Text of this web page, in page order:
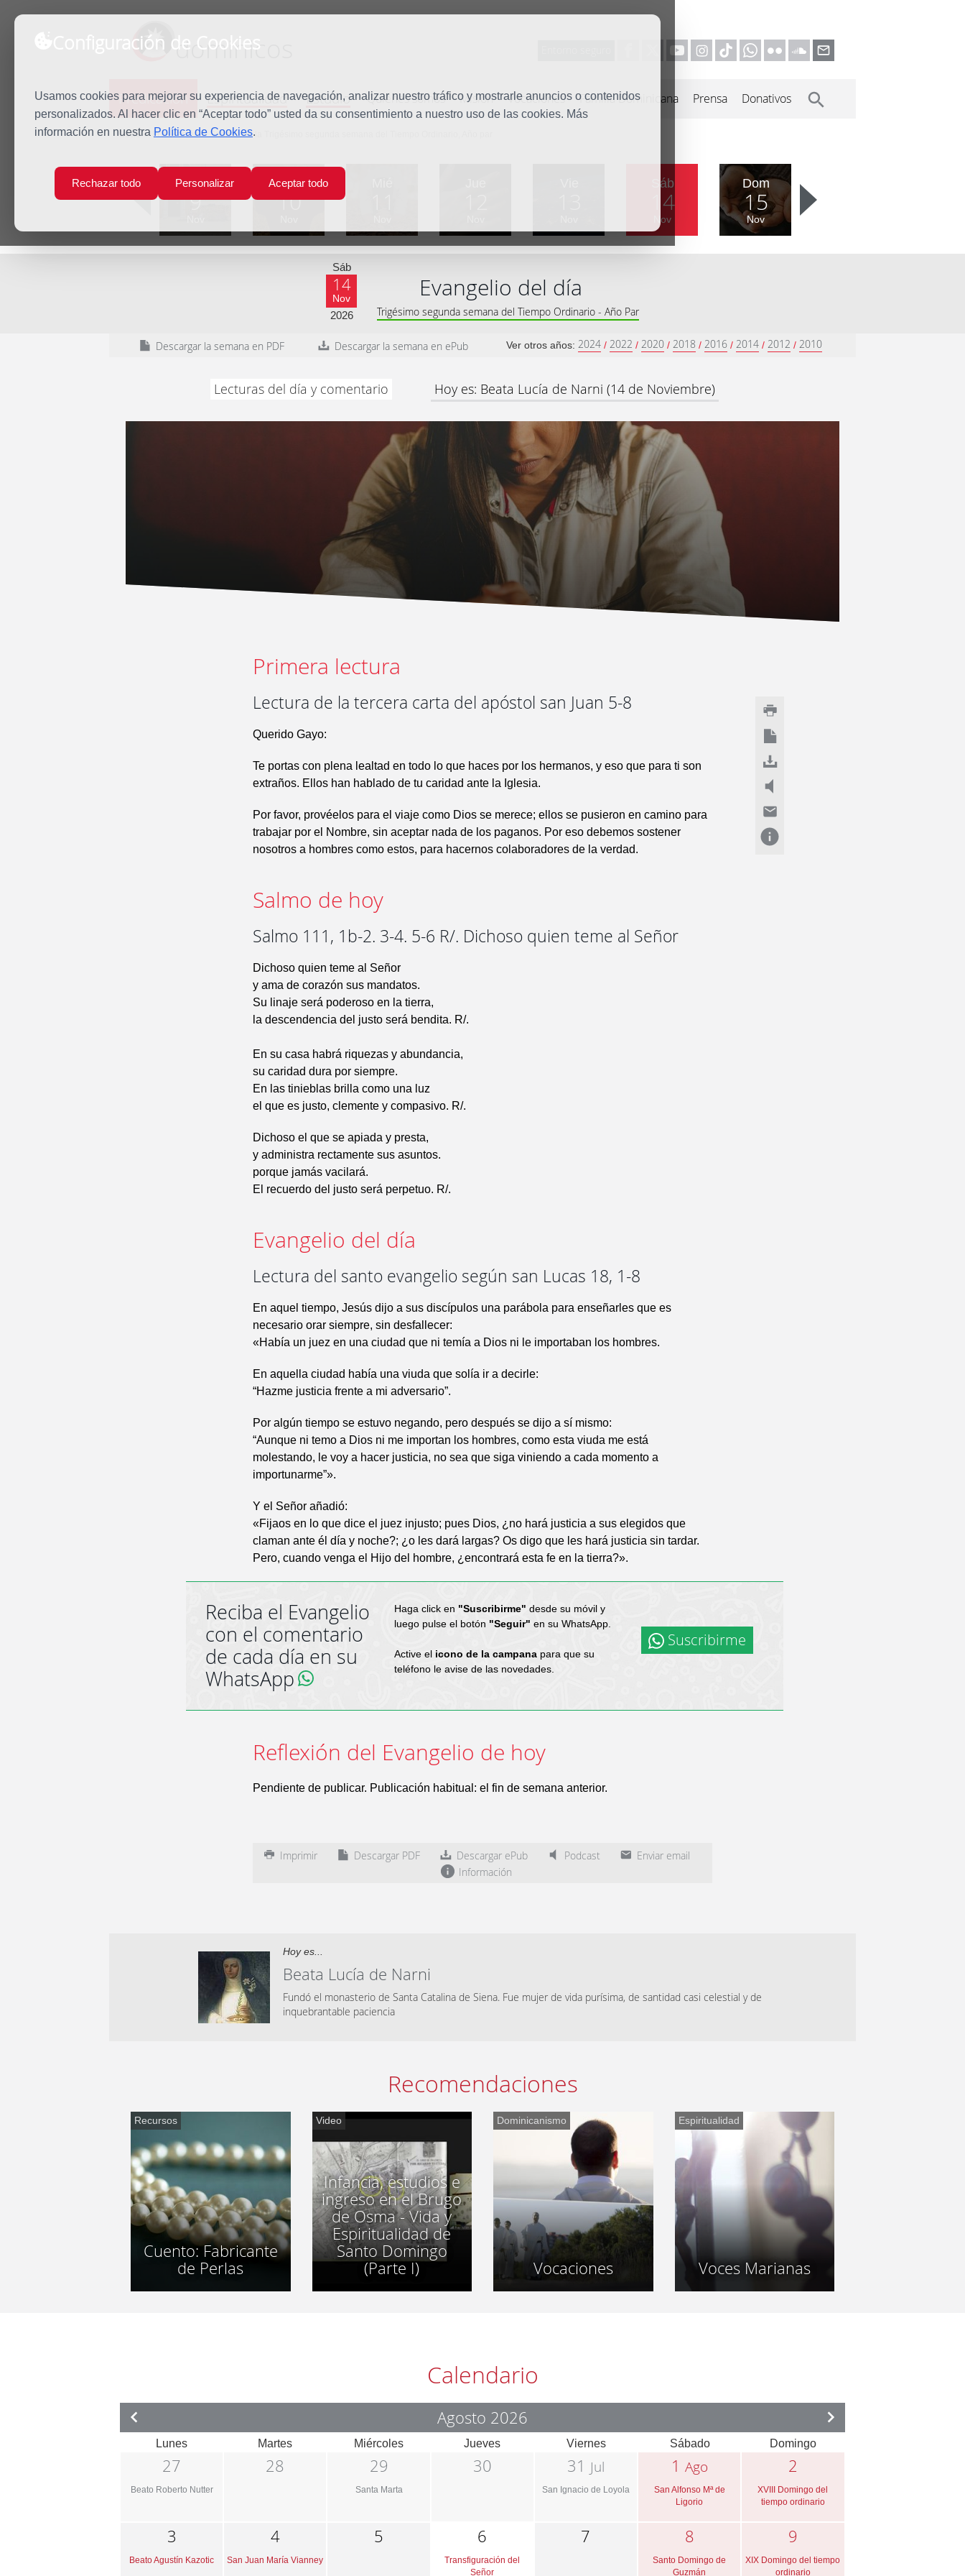
Configuración de Cookies
Usamos cookies para mejorar su experiencia de navegación, analizar nuestro tráfico y mostrarle anuncios o contenidos
personalizados. Al hacer clic en “Aceptar todo” usted da su consentimiento a nuestro uso de las cookies. Más
información en nuestra Política de Cookies.
Rechazar todo Personalizar Aceptar todo
dominicos
Predicación Espiritualidad Estudio Quiénes somos Misión Vocaciones Familia Dominicana Prensa Donativos
Inicio Predicación Sábado de la Trigésimo segunda semana del Tiempo Ordinario, Año par
Lun
9
Mar
10
Sáb
14
Nov
Dom
15
Nov
Sáb
14
Nov
2026
Evangelio del día
Trigésimo segunda semana del Tiempo Ordinario - Año Par
Descargar la semana en PDF Descargar la semana en ePub Ver otros años: 2024 / 2022 / 2020 / 2018 / 2016 / 2014 / 2012 / 2010
Lecturas del día y comentario Hoy es: Beata Lucía de Narni (14 de Noviembre)
Primera lectura
Lectura de la tercera carta del apóstol san Juan 5-8
Querido Gayo:
Te portas con plena lealtad en todo lo que haces por los hermanos, y eso que para ti son
extraños. Ellos han hablado de tu caridad ante la Iglesia.
Por favor, provéelos para el viaje como Dios se merece; ellos se pusieron en camino para
trabajar por el Nombre, sin aceptar nada de los paganos. Por eso debemos sostener
nosotros a hombres como estos, para hacernos colaboradores de la verdad.
Salmo de hoy
Salmo 111, 1b-2. 3-4. 5-6 R/. Dichoso quien teme al Señor
Dichoso quien teme al Señor
y ama de corazón sus mandatos.
Su linaje será poderoso en la tierra,
la descendencia del justo será bendita. R/.
En su casa habrá riquezas y abundancia,
su caridad dura por siempre.
En las tinieblas brilla como una luz
el que es justo, clemente y compasivo. R/.
Dichoso el que se apiada y presta,
y administra rectamente sus asuntos.
porque jamás vacilará.
El recuerdo del justo será perpetuo. R/.
Evangelio del día
Lectura del santo evangelio según san Lucas 18, 1-8
En aquel tiempo, Jesús dijo a sus discípulos una parábola para enseñarles que es
necesario orar siempre, sin desfallecer:
«Había un juez en una ciudad que ni temía a Dios ni le importaban los hombres.
En aquella ciudad había una viuda que solía ir a decirle:
“Hazme justicia frente a mi adversario”.
Por algún tiempo se estuvo negando, pero después se dijo a sí mismo:
“Aunque ni temo a Dios ni me importan los hombres, como esta viuda me está
molestando, le voy a hacer justicia, no sea que siga viniendo a cada momento a
importunarme”».
Y el Señor añadió:
«Fijaos en lo que dice el juez injusto; pues Dios, ¿no hará justicia a sus elegidos que
claman ante él día y noche?; ¿o les dará largas? Os digo que les hará justicia sin tardar.
Pero, cuando venga el Hijo del hombre, ¿encontrará esta fe en la tierra?».
Reciba el Evangelio
con el comentario
de cada día en su
WhatsApp
Haga click en "Suscribirme" desde su móvil y
luego pulse el botón "Seguir" en su WhatsApp.
Active el icono de la campanapara que su
teléfono le avise de las novedades.
Suscribirme
Reflexión del Evangelio de hoy
Pendiente de publicar. Publicación habitual: el fin de semana anterior.
Imprimir Descargar PDF Descargar ePub Podcast
Enviar email
Información
Hoy es...
Beata Lucía de Narni
Fundó el monasterio de Santa Catalina de Siena. Fue mujer de vida purísima, de santidad casi celestial y de
inquebrantable paciencia
Recomendaciones
Recursos
Cuento: Fabricante
de Perlas
Video
Infancia, estudios e
ingreso en el Brugo
de Osma - Vida y
Espiritualidad de
Santo Domingo
(Parte I)
Dominicanismo
Vocaciones
Espiritualidad
Voces Marianas
Calendario
Agosto 2026
Lunes Martes Miércoles Jueves Viernes Sábado Domingo
27
Beato Roberto Nutter
28 29
Santa Marta
30 31 Jul
San Ignacio de Loyola
1 Ago
San Alfonso Mª de
Ligorio
2
XVIII Domingo del
tiempo ordinario
3
Beato Agustín Kazotic
4
San Juan María Vianney
5 6
Transfiguración del
Señor
7 8
Santo Domingo de
Guzmán
9
XIX Domingo del tiempo
ordinario